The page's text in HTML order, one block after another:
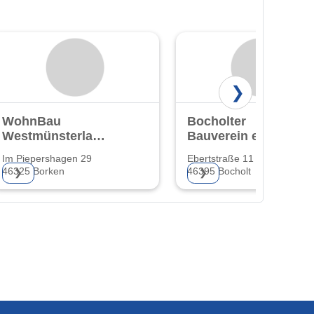
WohnBau
Westmünsterland
Im Piepershagen 29
46325 Borken
❯
Bocholter
Bauverein eG
Ebertstraße 11
46395 Bocholt
❯
❯